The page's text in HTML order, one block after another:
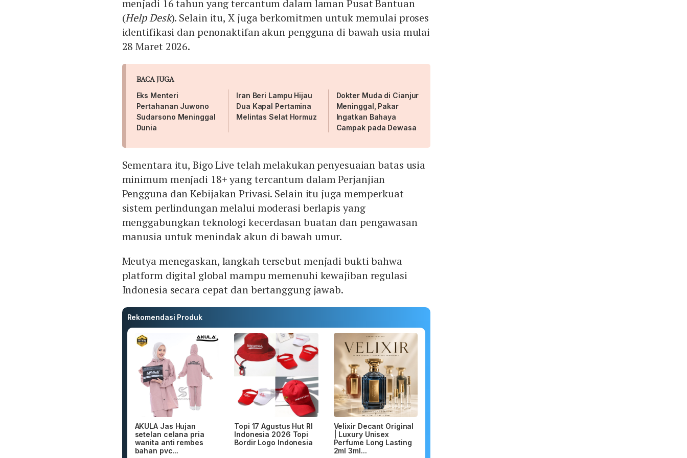
menjadi 16 tahun yang tercantum dalam laman Pusat Bantuan
(Help Desk). Selain itu, X juga berkomitmen untuk memulai proses
identifikasi dan penonaktifan akun pengguna di bawah usia mulai
28 Maret 2026.
BACA JUGA
Eks Menteri
Pertahanan Juwono
Sudarsono Meninggal
Dunia
Iran Beri Lampu Hijau
Dua Kapal Pertamina
Melintas Selat Hormuz
Dokter Muda di Cianjur
Meninggal, Pakar
Ingatkan Bahaya
Campak pada Dewasa
Sementara itu, Bigo Live telah melakukan penyesuaian batas usia
minimum menjadi 18+ yang tercantum dalam Perjanjian
Pengguna dan Kebijakan Privasi. Selain itu juga memperkuat
sistem perlindungan melalui moderasi berlapis yang
menggabungkan teknologi kecerdasan buatan dan pengawasan
manusia untuk menindak akun di bawah umur.
Meutya menegaskan, langkah tersebut menjadi bukti bahwa
platform digital global mampu memenuhi kewajiban regulasi
Indonesia secara cepat dan bertanggung jawab.
Rekomendasi Produk
AKULA Jas Hujan
setelan celana pria
wanita anti rembes
bahan pvc...
Topi 17 Agustus Hut RI
Indonesia 2026 Topi
Bordir Logo Indonesia
Velixir Decant Original
| Luxury Unisex
Perfume Long Lasting
2ml 3ml...